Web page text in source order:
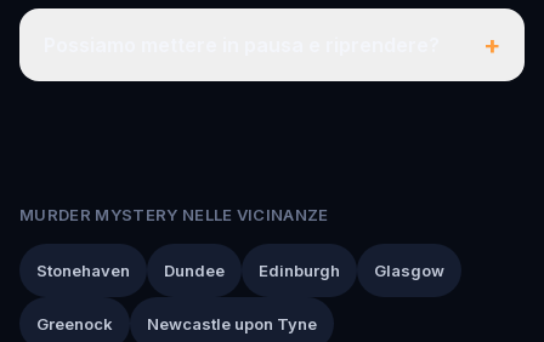
+
MURDER MYSTERY NELLE VICINANZE
Stonehaven Dundee Edinburgh Glasgow
Greenock Newcastle upon Tyne